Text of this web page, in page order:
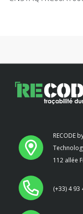
RECODE
112 allée
(+33) 4 93